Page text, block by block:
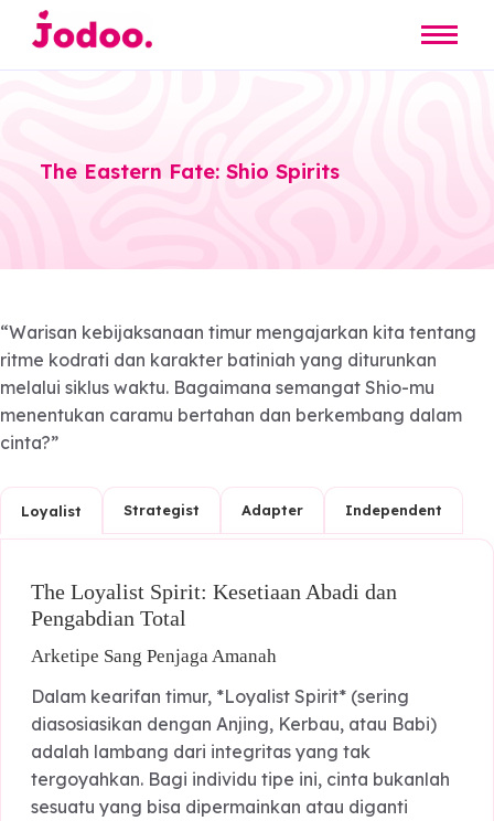
The Eastern Fate: Shio Spirits
“Warisan kebijaksanaan timur mengajarkan kita
ritme kodrati dan karakter batiniah yang diturunkan
melalui siklus waktu. Bagaimana semangat Shio-mu
cinta?”
The Loyalist Spirit: Kesetiaan Abadi dan
Pengabdian Total
Arketipe Sang Penjaga Amanah
Dalam kearifan timur, *Loyalist Spirit* (sering
diasosiasikan dengan Anjing, Kerbau, atau Babi)